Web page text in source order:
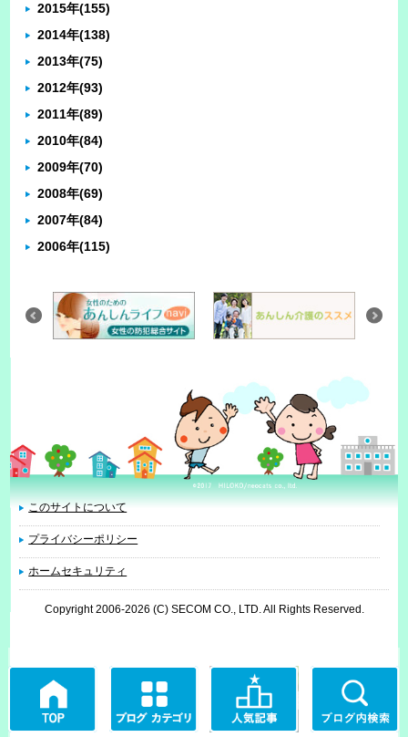
2015年(155)
2014年(138)
2013年(75)
2012年(93)
2011年(89)
2010年(84)
2009年(70)
2008年(69)
2007年(84)
2006年(115)
このサイトについて
プライバシーポリシー
ホームセキュリティ
Copyright 2006-2026 (C) SECOM CO., LTD. All Rights Reserved.